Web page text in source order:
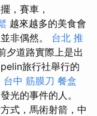
，賽車，
越來越多的美食會
非偶然。 台北 推
夕道路實際上是出
旅行社舉行的
台中 筋膜刀 餐盒
光的事件的人。
式，馬術射箭，中